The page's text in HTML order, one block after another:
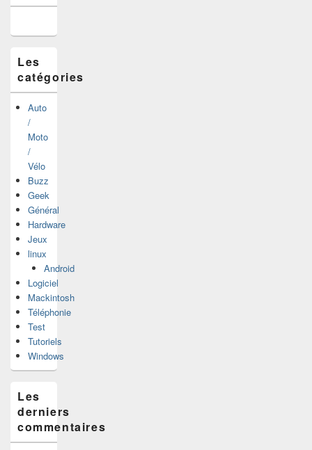
latérale
Les
catégories
Auto
/
Moto
/
Vélo
Buzz
Geek
Général
Hardware
Jeux
linux
Android
Logiciel
Mackintosh
Téléphonie
Test
Tutoriels
Windows
Les
derniers
commentaires